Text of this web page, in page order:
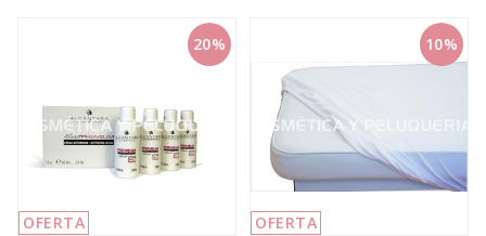
20%
OFERTA
10%
OFERTA